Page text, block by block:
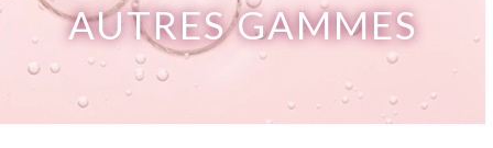
AUTRES GAMMES